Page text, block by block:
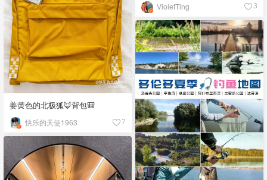
VioletTing 3
姜黄色的北极狐🦊背包🎒
快乐的天使1963 7